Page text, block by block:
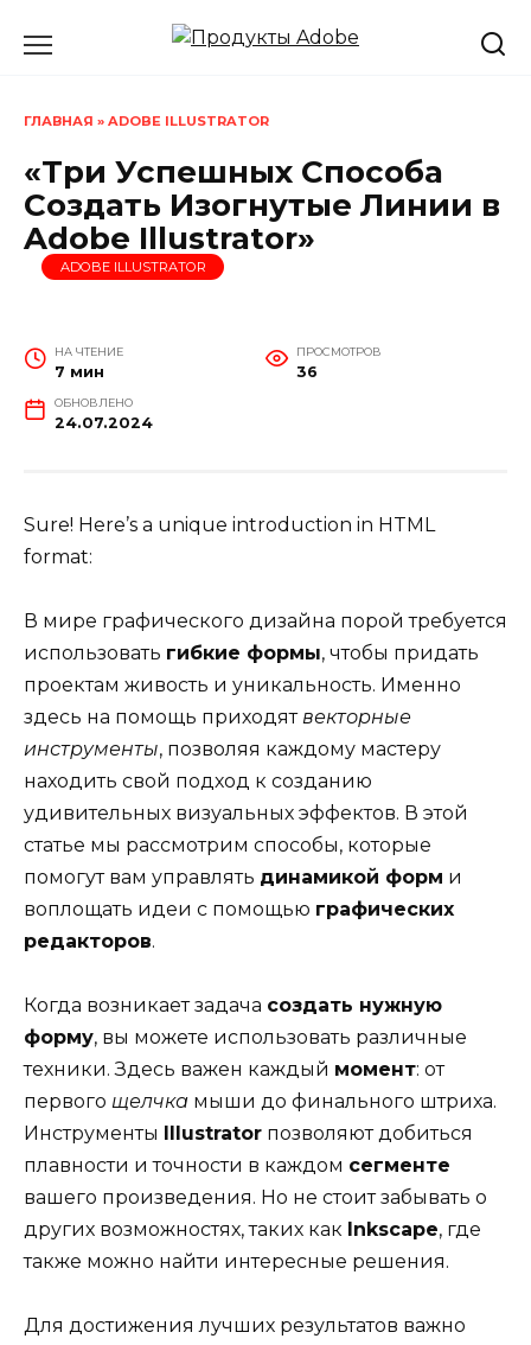
ГЛАВНАЯ » ADOBE ILLUSTRATOR
«Три Успешных Способа
Создать Изогнутые Линии в
Adobe Illustrator»
ADOBE ILLUSTRATOR
НА ЧТЕНИЕ
7 мин
ПРОСМОТРОВ
36
ОБНОВЛЕНО
24.07.2024
Sure! Here’s a unique introduction in HTML
format:
В мире графического дизайна порой требуется
использовать гибкие формы, чтобы придать
проектам живость и уникальность. Именно
здесь на помощь приходятвекторные
инструменты, позволяя каждому мастеру
находить свой подход к созданию
удивительных визуальных эффектов. В этой
статье мы рассмотрим способы, которые
помогут вам управлять динамикой форм и
воплощать идеи с помощью графических
редакторов.
Когда возникает задача создать нужную
форму, вы можете использовать различные
техники. Здесь важен каждый момент: от
первого щелчка мыши до финального штриха.
Инструменты
Illustrator позволяют добиться
плавности и точности в каждом сегменте
вашего произведения. Но не стоит забывать о
других возможностях, таких как Inkscape, где
также можно найти интересные решения.
Для достижения лучших результатов важно